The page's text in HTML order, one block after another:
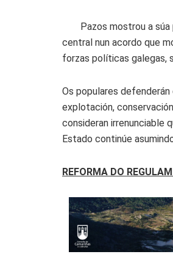
Pazos mostrou a
central nun acordo que
forzas políticas galegas,
Os populares
explotación,
consideran irrenunciable
Estado continúe
REFORMA DO